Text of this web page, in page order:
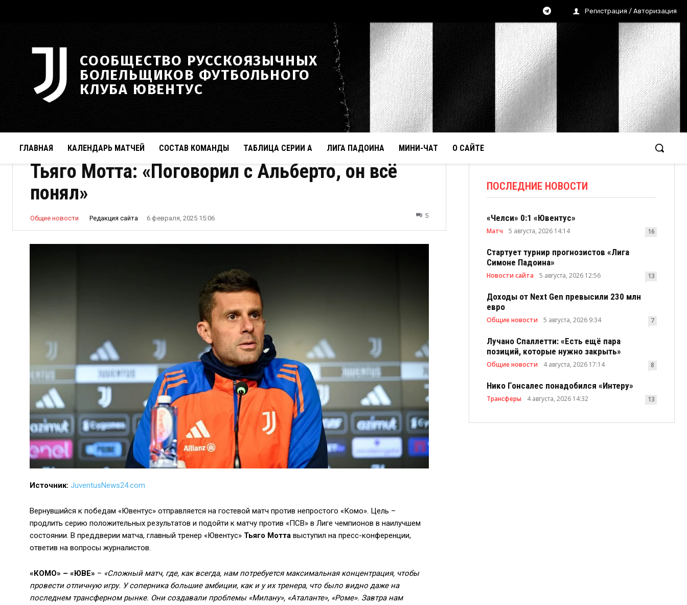
Регистрация / Авторизация
СООБЩЕСТВО РУССКОЯЗЫЧНЫХ
БОЛЕЛЬЩИКОВ ФУТБОЛЬНОГО
КЛУБА ЮВЕНТУС
ГЛАВНАЯ КАЛЕНДАРЬ МАТЧЕЙ СОСТАВ КОМАНДЫ ТАБЛИЦА СЕРИИ А ЛИГА ПАДОИНА МИНИ-ЧАТ О САЙТЕ
Тьяго Мотта: «Поговорил с Альберто, он всё
понял»
Общие новости Редакция сайта 6 февраля, 2025 15:06 5
Источник: JuventusNews24.com
Вернувшийся к победам «Ювентус» отправляется на гостевой матч против непростого «Комо». Цель –
продлить серию положительных результатов и подойти к матчу против «ПСВ» в Лиге чемпионов в наилучшем
состоянии. В преддверии матча, главный тренер «Ювентус» Тьяго Мотта выступил на пресс-конференции,
ответив на вопросы журналистов.
«КОМО» – «ЮВЕ» – «Сложный матч, где, как всегда, нам потребуется максимальная концентрация, чтобы
провести отличную игру. У соперника большие амбиции, как и у их тренера, что было видно даже на
последнем трансферном рынке. Они создавали проблемы «Милану», «Аталанте», «Роме». Завтра нам
ПОСЛЕДНИЕ НОВОСТИ
«Челси» 0:1 «Ювентус»
Матч 5 августа, 2026 14:14 16
Стартует турнир прогнозистов «Лига
Симоне Падоина»
Новости сайта 5 августа, 2026 12:56 13
Доходы от Next Gen превысили 230 млн
евро
Общие новости 5 августа, 2026 9:34 7
Лучано Спаллетти: «Есть ещё пара
позиций, которые нужно закрыть»
Общие новости 4 августа, 2026 17:14 8
Нико Гонсалес понадобился «Интеру»
Трансферы 4 августа, 2026 14:32 13